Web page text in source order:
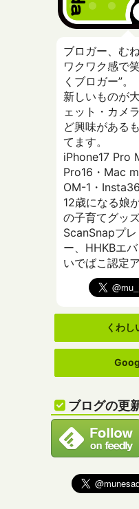
ブロガー、む
ワクワク感で
くブロガー”。
新しいものが
ェット・カメ
ど興味がある
てます。
iPhone17 Pro
Pro16・Mac
OM-1・
12歳になる娘
の子育てグッ
ScanSnapプ
ー、HHKBエ
いでばこ認定
くわし
ブログの更